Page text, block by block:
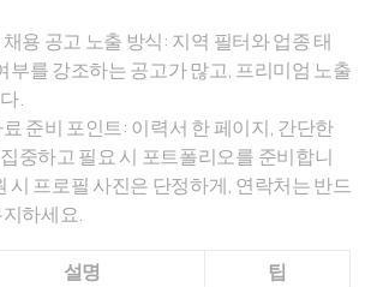
용 공고 노출 방식: 지역 필터와 업종 태
부를 강조하는 공고가 많고, 프리미엄 노출
.
준비 포인트: 이력서 한 페이지, 간단한
중하고 필요 시 포트폴리오를 준비합니
시 프로필 사진은 단정하게, 연락처는 반드
하세요.
설명
팁